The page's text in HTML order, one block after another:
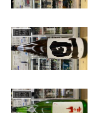
日本酒
日本酒